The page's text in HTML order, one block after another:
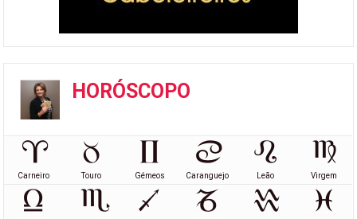
HORÓSCOPO
Carneiro Touro Gémeos Caranguejo Leão Virgem